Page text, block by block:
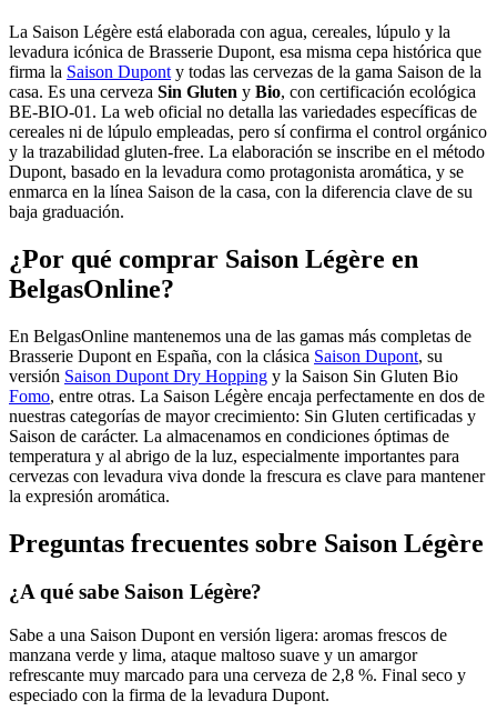
La Saison Légère está elaborada con agua, cereales, lúpulo y la
levadura icónica de Brasserie Dupont, esa misma cepa histórica que
firma la Saison Dupont y todas las cervezas de la gama Saison de la
casa. Es una cerveza Sin Gluten y Bio, con certificación ecológica
BE-BIO-01. La web oficial no detalla las variedades específicas de
cereales ni de lúpulo empleadas, pero sí confirma el control orgánico
y la trazabilidad gluten-free. La elaboración se inscribe en el método
Dupont, basado en la levadura como protagonista aromática, y se
enmarca en la línea Saison de la casa, con la diferencia clave de su
baja graduación.
¿Por qué comprar Saison Légère en
BelgasOnline?
En BelgasOnline mantenemos una de las gamas más completas de
Brasserie Dupont en España, con la clásica Saison Dupont, su
versión Saison Dupont Dry Hopping y la Saison Sin Gluten Bio
Fomo, entre otras. La Saison Légère encaja perfectamente en dos de
nuestras categorías de mayor crecimiento: Sin Gluten certificadas y
Saison de carácter. La almacenamos en condiciones óptimas de
temperatura y al abrigo de la luz, especialmente importantes para
cervezas con levadura viva donde la frescura es clave para mantener
la expresión aromática.
Preguntas frecuentes sobre Saison Légère
¿A qué sabe Saison Légère?
Sabe a una Saison Dupont en versión ligera: aromas frescos de
manzana verde y lima, ataque maltoso suave y un amargor
refrescante muy marcado para una cerveza de 2,8 %. Final seco y
especiado con la firma de la levadura Dupont.